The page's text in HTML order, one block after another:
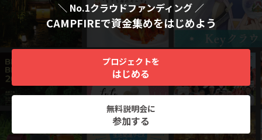
＼ No.1クラウドファンディング ／
CAMPFIREで資金集めをはじめよう
プロジェクトを
はじめる
無料説明会に
参加する